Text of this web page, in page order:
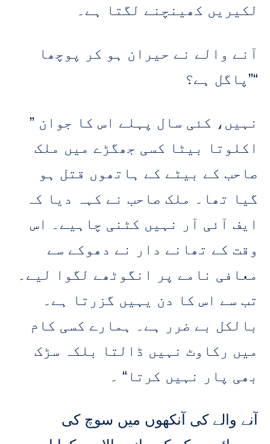
لکیریں کھینچنے لگتا ہے۔
آنے والے نے حیران ہو کر پوچھا
”پاگل ہے؟“
” نہیں، کئی سال پہلے اس کا جوان
اکلوتا بیٹا کسی جھگڑے میں ملک
صاحب کے بیٹے کے ہاتھوں قتل ہو
گیا تھا۔ ملک صاحب نے کہہ دیا کہ
ایف آئی آر نہیں کٹنی چاہیے۔ اس
وقت کے تھانے دار نے دھوکے سے
معافی نامے پر انگوٹھے لگوا لیے۔
تب سے اس کا دن یہیں گزرتا ہے۔
بالکل بے ضرر ہے۔ ہمارے کسی کام
میں رکاوٹ نہیں ڈالتا بلکہ سڑک
بھی پار نہیں کرتا“ ۔
آنے والے کی آنکھوں میں سوچ کی